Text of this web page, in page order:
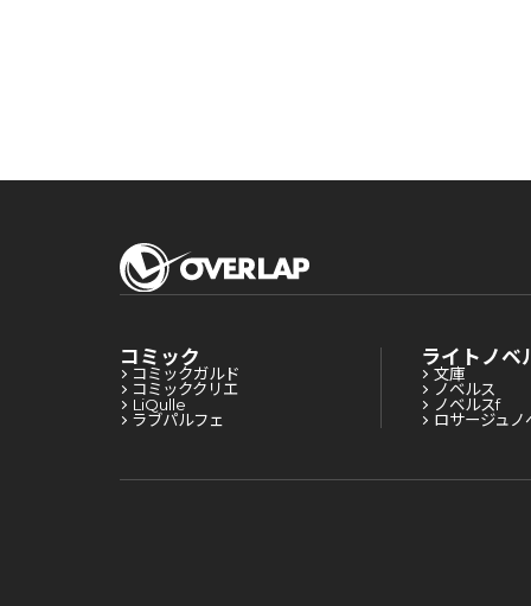
コミック
コミックガルド
コミッククリエ
LiQulle
ラブパルフェ
ライトノベ
文庫
ノベルス
ノベルスf
ロサージュノ